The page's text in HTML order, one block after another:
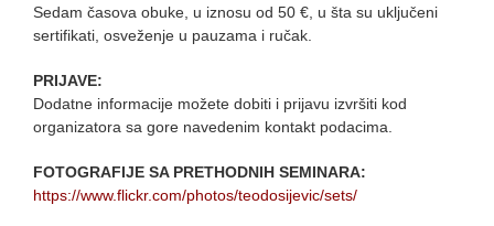
Sedam časova obuke, u iznosu od 50 €, u šta su uključeni
sertifikati, osveženje u pauzama i ručak.
PRIJAVE:
Dodatne informacije možete dobiti i prijavu izvršiti kod
organizatora sa gore navedenim kontakt podacima.
FOTOGRAFIJE SA PRETHODNIH SEMINARA:
https://www.flickr.com/photos/teodosijevic/sets/